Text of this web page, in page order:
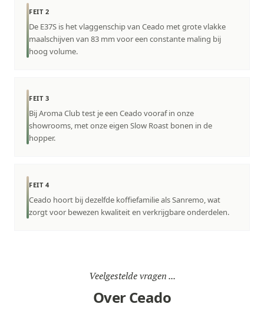
FEIT 2
De E37S is het vlaggenschip van Ceado met grote vlakke
maalschijven van 83 mm voor een constante maling bij
hoog volume.
FEIT 3
Bij Aroma Club test je een Ceado vooraf in onze
showrooms, met onze eigen Slow Roast bonen in de
hopper.
FEIT 4
Ceado hoort bij dezelfde koffiefamilie als Sanremo, wat
zorgt voor bewezen kwaliteit en verkrijgbare onderdelen.
Veelgestelde vragen ...
Over Ceado